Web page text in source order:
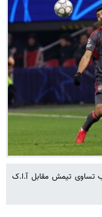
تساوی تیمش مقابل آ.ا.ک